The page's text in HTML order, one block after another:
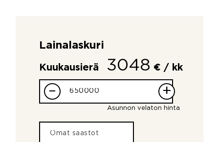
Lainalaskuri
Kuukausierä 3048 € / kk
– +
Asunnon velaton hinta